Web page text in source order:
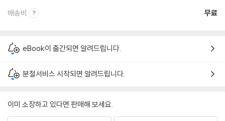
배송비 무료
eBook이 출간되면 알려드립니다.
분철서비스 시작되면 알려드립니다.
이미 소장하고 있다면 판매해 보세요.